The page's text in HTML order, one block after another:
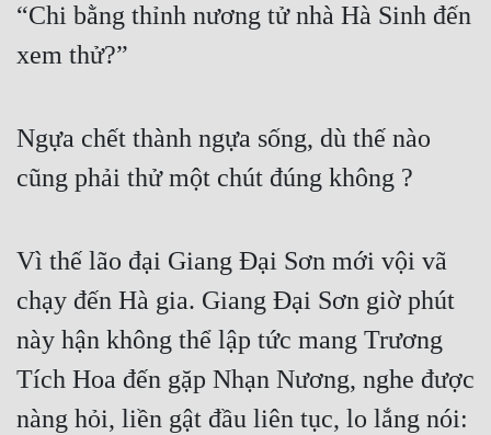
“Chi bằng thỉnh nương tử nhà Hà Sinh đến
xem thử?”
Ngựa chết thành ngựa sống, dù thế nào
cũng phải thử một chút đúng không ?
Vì thế lão đại Giang Đại Sơn mới vội vã
chạy đến Hà gia. Giang Đại Sơn giờ phút
này hận không thể lập tức mang Trương
Tích Hoa đến gặp Nhạn Nương, nghe được
nàng hỏi, liền gật đầu liên tục, lo lắng nói: